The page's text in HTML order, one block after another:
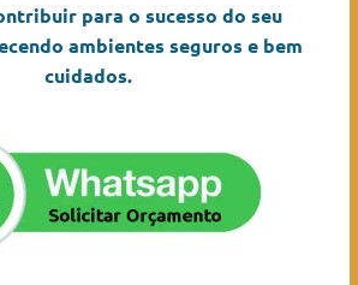
para o sucesso do seu
ambientes seguros e bem
cuidados.